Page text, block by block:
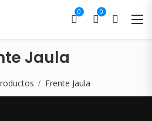
0 0
Jaula
Frente Jaula